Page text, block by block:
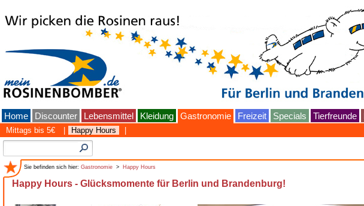
Home Discounter Lebensmittel Kleidung Gastronomie Freizeit Specials Tierfreunde
Mittags bis 5€ Happy Hours
Sie befinden sich hier: Gastronomie > Happy Hours
Happy Hours - Glücksmomente für Berlin und Brandenburg!